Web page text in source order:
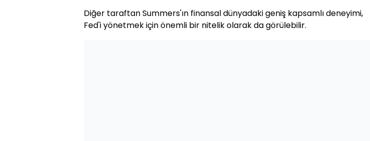
Diğer taraftan Summers'ın finansal dünyadaki geniş kapsamlı deneyimi,
Fed'i yönetmek için önemli bir nitelik olarak da görülebilir.